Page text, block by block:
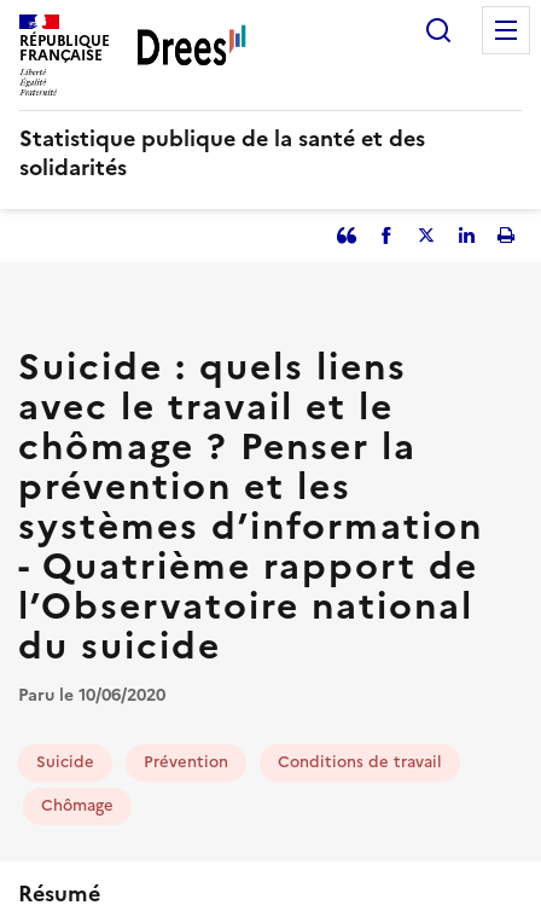
Aller
au
contenu
principal
RÉPUBLIQUE
FRANÇAISE
Statistique publique de la santé et des
solidarités
Partager
citation
Facebook
Partager
Partager
Suicide : quels liens
avec le travail et le
chômage ? Penser la
prévention et les
systèmes d’information
- Quatrième rapport de
l’Observatoire national
du suicide
Paru le 10/06/2020
Suicide Prévention
Conditions de travail
Chômage
Résumé